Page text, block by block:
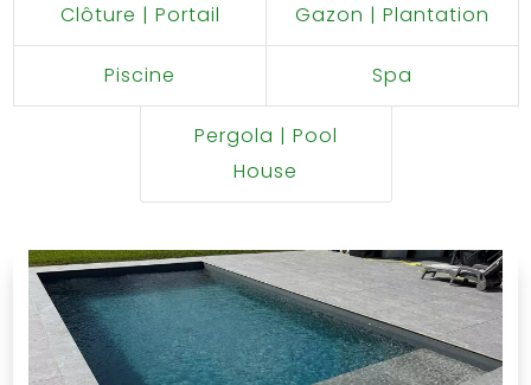
Clôture | Portail Gazon | Plantation
Piscine Spa
Pergola | Pool
House